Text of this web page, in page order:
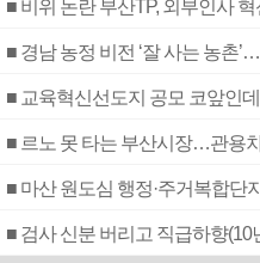
■ 비위 논란 부산TP, 외부인사 혁
■ 경남 농정 비전 ‘잘 사는 농촌
■ 교육혁신선도지 공모 코앞인
■ 르노 못 타는 부산시장…관용
■ 마산 원도심 행정·주거복합단